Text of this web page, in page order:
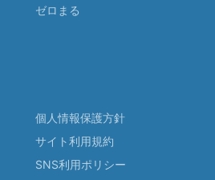
ゼロまる
個人情報保護方針
サイト利用規約
SNS利用ポリシー